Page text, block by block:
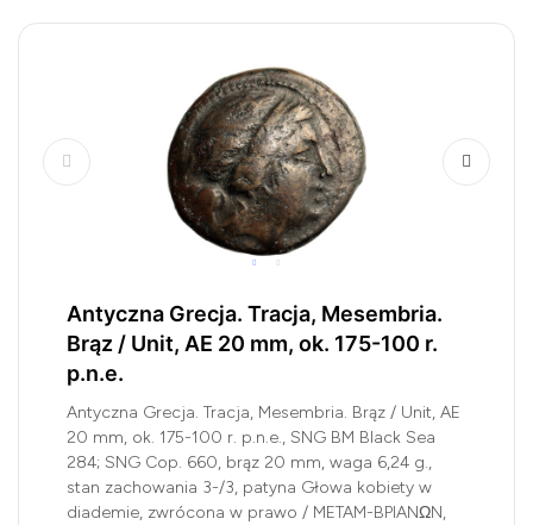
Antyczna Grecja. Tracja, Mesembria.
Brąz / Unit, AE 20 mm, ok. 175-100 r.
p.n.e.
Antyczna Grecja. Tracja, Mesembria. Brąz / Unit, AE
20 mm, ok. 175-100 r. p.n.e., SNG BM Black Sea
284; SNG Cop. 660, brąz 20 mm, waga 6,24 g.,
stan zachowania 3-/3, patyna Głowa kobiety w
diademie, zwrócona w prawo / METAM-BPIANΩN,